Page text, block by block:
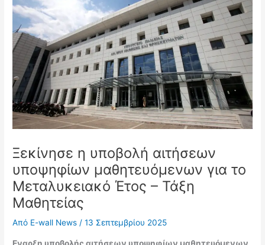
Ξεκίνησε η υποβολή αιτήσεων
υποψηφίων μαθητευόμενων για το
Μεταλυκειακό Έτος – Τάξη
Μαθητείας
Από E-wall News/13 Σεπτεμβρίου 2025